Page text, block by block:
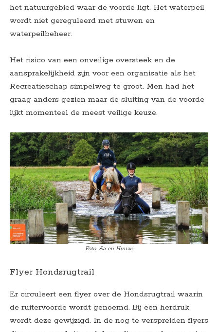
het natuurgebied waar de voorde ligt. Het waterpeil
wordt niet gereguleerd met stuwen en
waterpeilbeheer.
Het risico van een onveilige oversteek en de
aansprakelijkheid zijn voor een organisatie als het
Recreatieschap simpelweg te groot. Men had het
graag anders gezien maar de sluiting van de voorde
lijkt momenteel de meest veilige keuze.
Foto: Aa en Hunze
Flyer Hondsrugtrail
Er circuleert een flyer over de Hondsrugtrail waarin
de ruitervoorde wordt genoemd. Bij een herdruk
wordt deze gewijzigd. In de nog te verspreiden flyers